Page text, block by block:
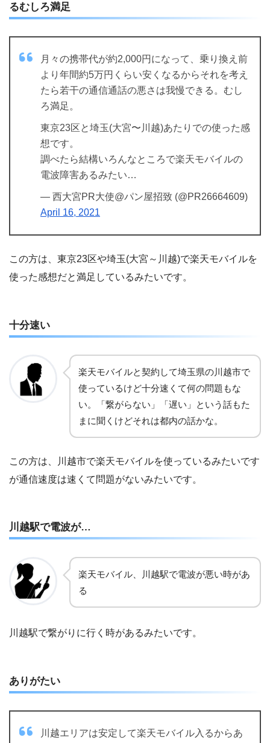
るむしろ満足
月々の携帯代が約2,000円になって、乗り換え前
より年間約5万円くらい安くなるからそれを考え
たら若干の通信通話の悪さは我慢できる。むし
ろ満足。
東京23区と埼玉(大宮〜川越)あたりでの使った感
想です。
調べたら結構いろんなところで楽天モバイルの
電波障害あるみたい…
— 西大宮PR大使@パン屋招致 (@PR26664609)
April 16, 2021
この方は、東京23区や埼玉(大宮～川越)で楽天モバイルを
使った感想だと満足しているみたいです。
十分速い
楽天モバイルと契約して埼玉県の川越市で
使っているけど十分速くて何の問題もな
い。「繋がらない」「遅い」という話もた
まに聞くけどそれは都内の話かな。
この方は、川越市で楽天モバイルを使っているみたいです
が通信速度は速くて問題がないみたいです。
川越駅で電波が…
楽天モバイル、川越駅で電波が悪い時があ
る
川越駅で繋がりに行く時があるみたいです。
ありがたい
川越エリアは安定して楽天モバイル入るからあ